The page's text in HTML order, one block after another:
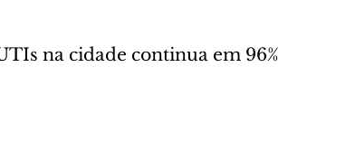
na cidade continua em 96%